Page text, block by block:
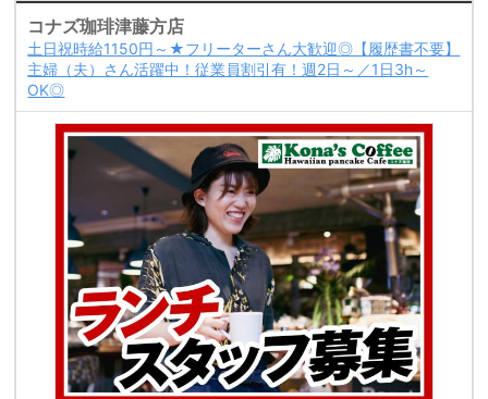
コナズ珈琲津藤方店
土日祝時給1150円～★フリーターさん大歓迎◎【履歴書不要】
主婦（夫）さん活躍中！従業員割引有！週2日～／1日3h～
OK◎